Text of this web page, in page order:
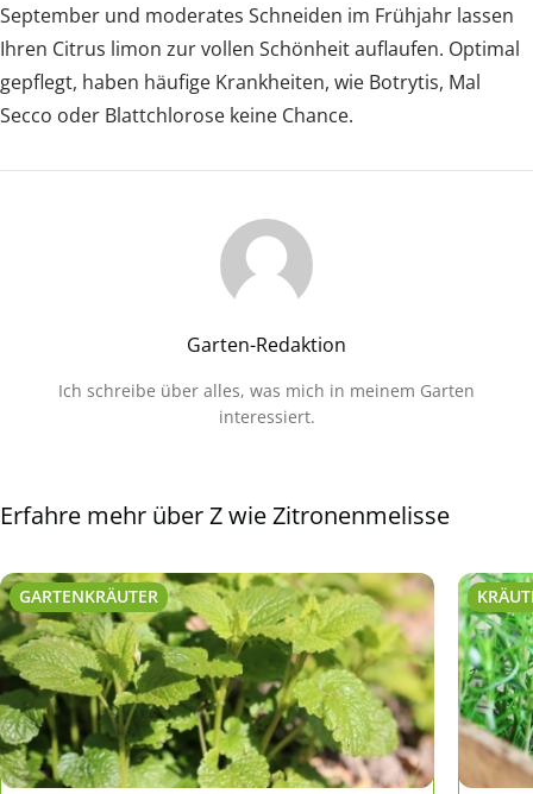
September und moderates Schneiden im Frühjahr lassen
Ihren Citrus limon zur vollen Schönheit auflaufen. Optimal
gepflegt, haben häufige Krankheiten, wie Botrytis, Mal
Secco oder Blattchlorose keine Chance.
Garten-Redaktion
Ich schreibe über alles, was mich in meinem Garten
interessiert.
Erfahre mehr über Z wie Zitronenmelisse
GARTENKRÄUTER